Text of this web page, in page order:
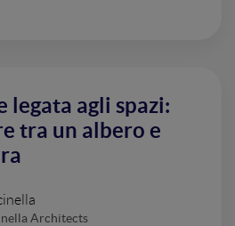
legata agli spazi:
tra un albero e
Architects